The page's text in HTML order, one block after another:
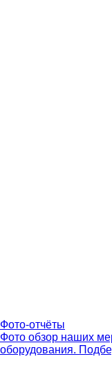
Фото-отчёты
Фото обзор наших
оборудования.